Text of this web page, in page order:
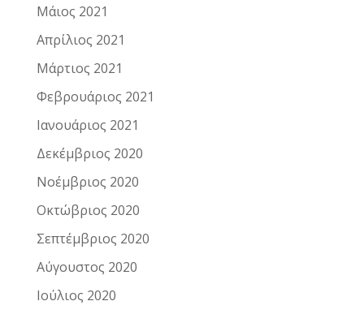
Μάιος 2021
Απρίλιος 2021
Μάρτιος 2021
Φεβρουάριος 2021
Ιανουάριος 2021
Δεκέμβριος 2020
Νοέμβριος 2020
Οκτώβριος 2020
Σεπτέμβριος 2020
Αύγουστος 2020
Ιούλιος 2020